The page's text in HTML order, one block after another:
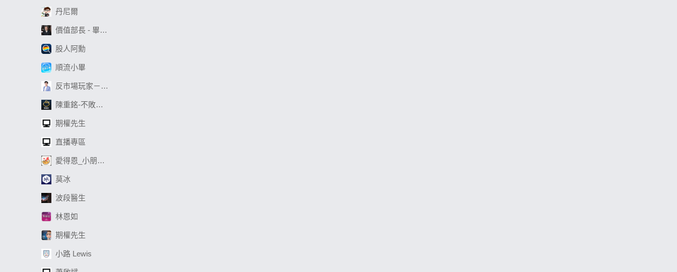
丹尼爾
價值部長 - 畢卡胡
股人阿勳
順流小畢
反市場玩家－劉大
陳重銘-不敗存股術
期權先生
直播專區
愛得恩_小朋友學投資
莫冰
波段醫生
林恩如
期權先生
小路 Lewis